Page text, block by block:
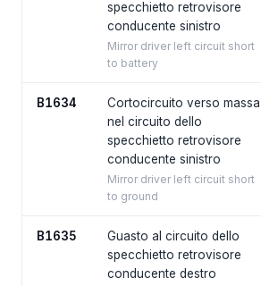
specchietto retrovisore
conducente sinistro
Mirror driver left circuit short
to battery
B1634
Cortocircuito verso massa
nel circuito dello
specchietto retrovisore
conducente sinistro
Mirror driver left circuit short
to ground
B1635
Guasto al circuito dello
specchietto retrovisore
conducente destro